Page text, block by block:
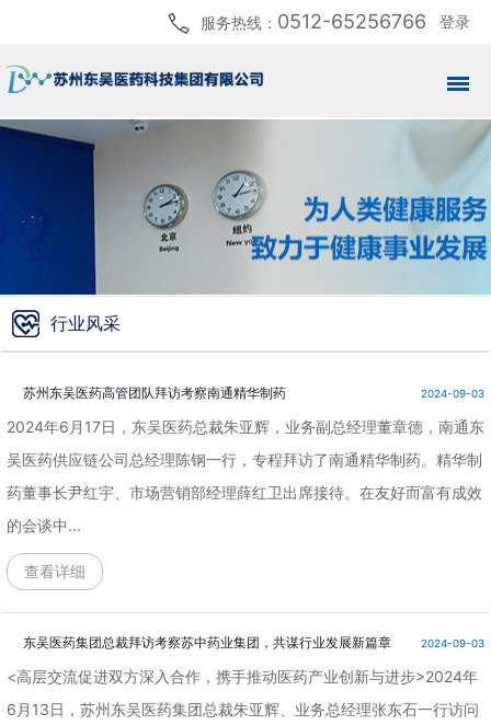
服务热线： 0512-65256766 登录
行业风采
苏州东吴医药高管团队拜访考察南通精华制药 2024-09-03
2024年6月17日，东吴医药总裁朱亚辉，业务副总经理董章德，南通东
吴医药供应链公司总经理陈钢一行，专程拜访了南通精华制药。精华制
药董事长尹红宇、市场营销部经理薛红卫出席接待。在友好而富有成效
的会谈中...
查看详细
东吴医药集团总裁拜访考察苏中药业集团，共谋行业发展新篇章 2024-09-03
<高层交流促进双方深入合作，携手推动医药产业创新与进步>2024年
6月13日，苏州东吴医药集团总裁朱亚辉、业务总经理张东石一行访问